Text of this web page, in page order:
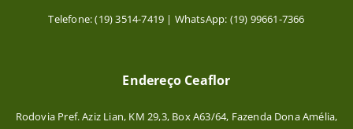
Telefone: (19) 3514-7419 | WhatsApp: (19) 99661-7366
Endereço Ceaflor
Rodovia Pref. Aziz Lian, KM 29,3, Box A63/64, Fazenda Dona Amélia,